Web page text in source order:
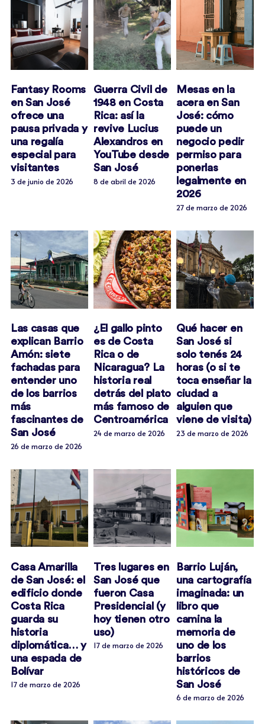
Fantasy Rooms
en San José
ofrece una
pausa privada y
una regalía
especial para
visitantes
3 de junio de 2026
Guerra Civil de
1948 en Costa
Rica: así la
revive Lucius
Alexandros en
YouTube desde
San José
8 de abril de 2026
Mesas en la
acera en San
José: cómo
puede un
negocio pedir
permiso para
ponerlas
legalmente en
2026
27 de marzo de 2026
Las casas que
explican Barrio
Amón: siete
fachadas para
entender uno
de los barrios
más
fascinantes de
San José
26 de marzo de 2026
¿El gallo pinto
es de Costa
Rica o de
Nicaragua? La
historia real
detrás del plato
más famoso de
Centroamérica
24 de marzo de 2026
Qué hacer en
San José si
solo tenés 24
horas (o si te
toca enseñar la
ciudad a
alguien que
viene de visita)
23 de marzo de 2026
Casa Amarilla
de San José: el
edificio donde
Costa Rica
guarda su
historia
diplomática… y
una espada de
Bolívar
17 de marzo de 2026
Tres lugares en
San José que
fueron Casa
Presidencial (y
hoy tienen otro
uso)
17 de marzo de 2026
Barrio Luján,
una cartografía
imaginada: un
libro que
camina la
memoria de
uno de los
barrios
históricos de
San José
6 de marzo de 2026